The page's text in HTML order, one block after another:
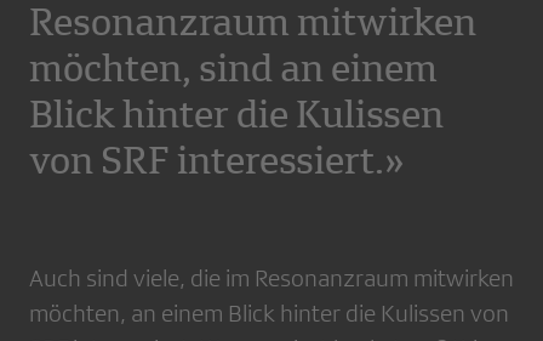
Resonanzraum mitwirken
möchten, sind an einem
Blick hinter die Kulissen
von SRF interessiert.»
Auch sind viele, die im Resonanzraum mitwirken
möchten, an einem Blick hinter die Kulissen von